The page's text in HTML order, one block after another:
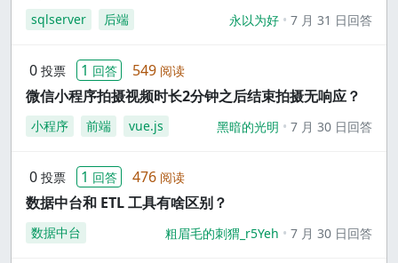
sqlserver 后端 永以为好 7 月 31 日回答
0 投票 1 回答 549 阅读
微信小程序拍摄视频时长2分钟之后结束拍摄无响应？
小程序 前端 vue.js 黑暗的光明 7 月 30 日回答
0 投票 1 回答 476 阅读
数据中台和 ETL 工具有啥区别？
数据中台 粗眉毛的刺猬_r5Yeh 7 月 30 日回答